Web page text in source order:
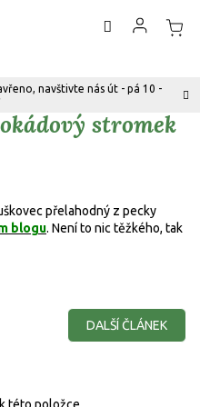
navštivte nás út - pá 10 -
stromek
přelahodný z pecky
blogu. Není to nic těžkého, tak
DALŠÍ ČLÁNEK
této položce.